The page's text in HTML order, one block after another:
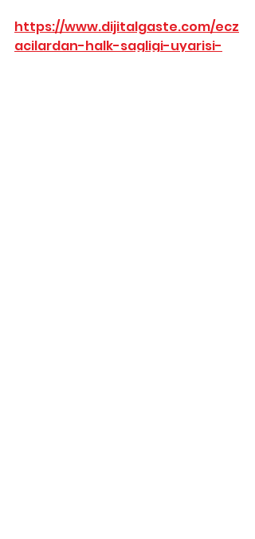
https://www.dijitalgaste.com/ecz
acilardan-halk-sagligi-uyarisi-